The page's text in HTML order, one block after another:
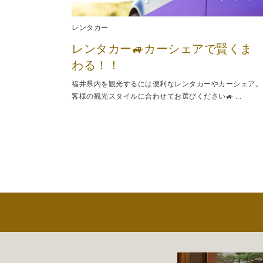
レンタカー
レンタカー🚙カーシェアで賢くま
わる！！
福井県内を観光するには便利なレンタカーやカーシェア
客様の観光スタイルに合わせてお選びください🚙 ...